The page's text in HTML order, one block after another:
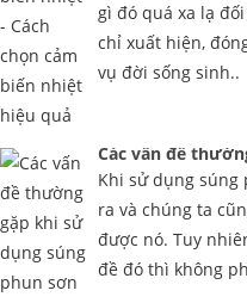
gì đó quá xa lạ
chỉ xuất hiện,
vụ đời sống sinh..
Các vấn đề
Khi sử dụng súng
ra và chúng ta
được nó. Tuy
đề đó thì không